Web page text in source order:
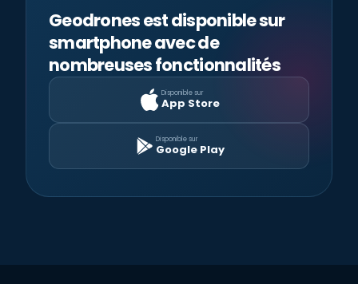
Geodrones est disponible sur
smartphone avec de
nombreuses fonctionnalités
Disponible sur
App Store
Disponible sur
Google Play